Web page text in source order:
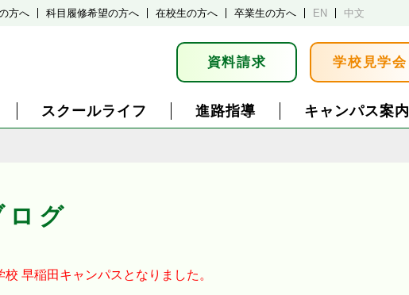
方へ 科目履修希望の方へ 在校生の方へ 卒業生の方へ EN 中文
資料請求 学校見学会
スクールライフ 進路指導 キャンパス案内
ログ
校 早稲田キャンパスとなりました。